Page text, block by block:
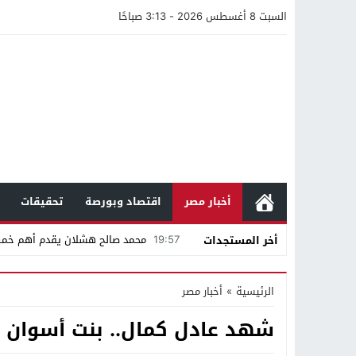
السبت 8 أغسطس 2026 - 3:13 صباحًا
أخبار مصر اقتصاد وبورصة تحقيقات
أخر المستجدات
19:57 محمد صالح هشلان يقدم أهم
19:14 ناصر طويرش الحارثي.. من قاعة
16:20 من عامل بناء إلى إمبراطور
الرئيسية » أخبار مصر
شهد عادل كمال.. بنت